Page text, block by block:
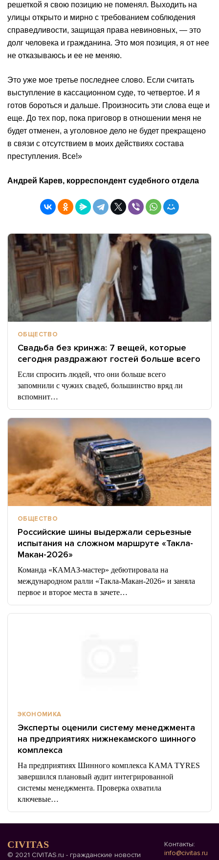
решеткой я свою позицию не поменял. Выходить на
улицы открыто и мирно с требованием соблюдения
справедливости, защищая права невиновных, — это
долг человека и гражданина. Это моя позиция, я от нее
не отказываюсь и ее не меняю.
Это уже мое третье последнее слово. Если считать
выступление в кассационном суде, то четвертое. И я
готов бороться и дальше. Произносить эти слова еще и
еще. До тех пор, пока приговор в отношении меня не
будет отменен, а уголовное дело не будет прекращено
в связи с отсутствием в моих действиях состава
преступления. Все!»
Андрей Карев, корреспондент судебного отдела
ОБЩЕСТВО
Свадьба без кринжа: 7 вещей, которые
сегодня раздражают гостей больше всего
Если спросить людей, что они больше всего
запомнили с чужих свадеб, большинство вряд ли
вспомнит…
ОБЩЕСТВО
Российские шины выдержали серьезные
испытания на сложном маршруте «Такла-
Макан-2026»
Команда «КАМАЗ-мастер» дебютировала на
международном ралли «Такла-Макан-2026» и заняла
первое и второе места в зачете…
ЭКОНОМИКА
Эксперты оценили систему менеджмента
на предприятиях нижнекамского шинного
комплекса
На предприятиях Шинного комплекса KAMA TYRES
завершился плановый аудит интегрированной
системы менеджмента. Проверка охватила
ключевые…
CIVITAS
© 2021 CIVITAS.ru - гражданские новости
Контакты:
info@civitas.ru